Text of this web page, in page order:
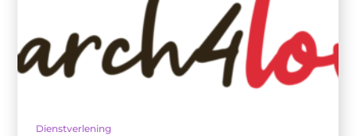
Dienstverlening